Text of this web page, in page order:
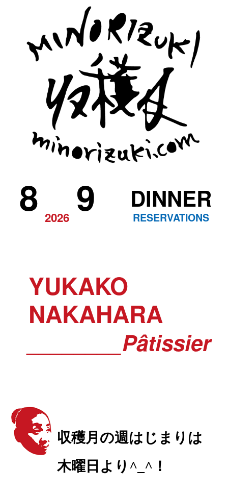
2026
8 9 RESERVATIONS
DINNER
YUKAKO
NAKAHARA
________Pâtissier
収穫月の週はじまりは
木曜日より^_^！